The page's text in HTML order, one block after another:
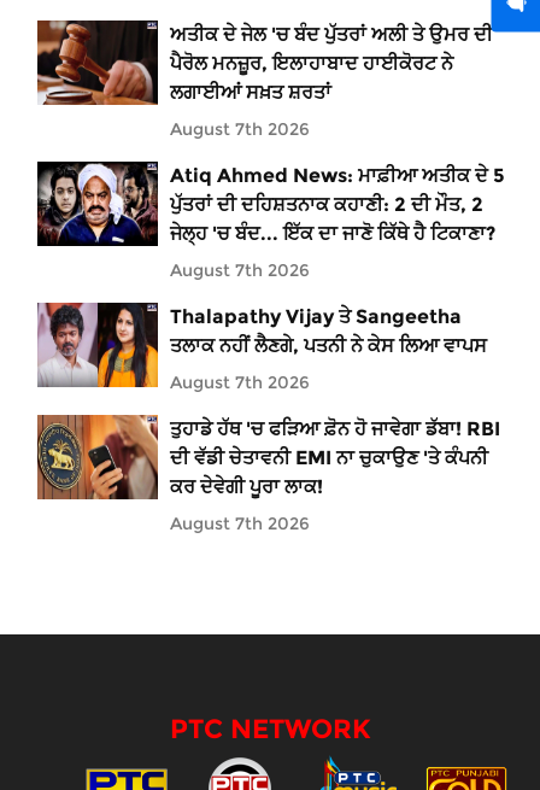
ਅਤੀਕ ਦੇ ਜੇਲ 'ਚ ਬੰਦ ਪੁੱਤਰਾਂ ਅਲੀ ਤੇ ਉਮਰ ਦੀ
ਪੈਰੋਲ ਮਨਜ਼ੂਰ, ਇਲਾਹਾਬਾਦ ਹਾਈਕੋਰਟ ਨੇ
ਲਗਾਈਆਂ ਸਖ਼ਤ ਸ਼ਰਤਾਂ
August 7th 2026
Atiq Ahmed News: ਮਾਫ਼ੀਆ ਅਤੀਕ ਦੇ 5
ਪੁੱਤਰਾਂ ਦੀ ਦਹਿਸ਼ਤਨਾਕ ਕਹਾਣੀ: 2 ਦੀ ਮੌਤ, 2
ਜੇਲ੍ਹ 'ਚ ਬੰਦ... ਇੱਕ ਦਾ ਜਾਣੋ ਕਿੱਥੇ ਹੈ ਟਿਕਾਣਾ?
August 7th 2026
Thalapathy Vijay ਤੇ Sangeetha
ਤਲਾਕ ਨਹੀਂ ਲੈਣਗੇ, ਪਤਨੀ ਨੇ ਕੇਸ ਲਿਆ ਵਾਪਸ
August 7th 2026
ਤੁਹਾਡੇ ਹੱਥ 'ਚ ਫੜਿਆ ਫ਼ੋਨ ਹੋ ਜਾਵੇਗਾ ਡੱਬਾ! RBI
ਦੀ ਵੱਡੀ ਚੇਤਾਵਨੀ EMI ਨਾ ਚੁਕਾਉਣ 'ਤੇ ਕੰਪਨੀ
ਕਰ ਦੇਵੇਗੀ ਪੂਰਾ ਲਾਕ!
August 7th 2026
PTC NETWORK